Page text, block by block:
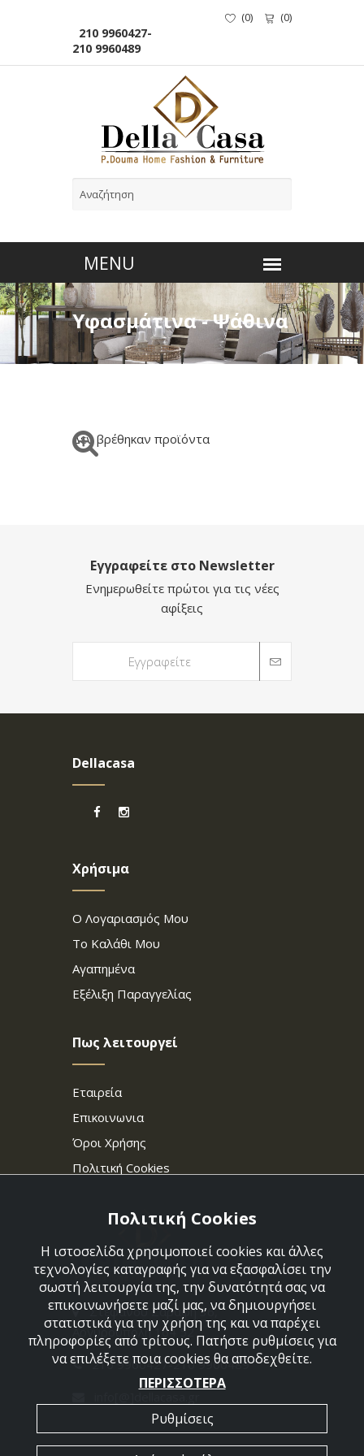
210 9960427-
210 9960489
(0) (0)
Υφασμάτινα - Ψάθινα
Δεν βρέθηκαν προϊόντα
Εγγραφείτε στο Newsletter
Ενημερωθείτε πρώτοι για τις νέες
αφίξεις
Dellacasa
Χρήσιμα
Ο Λογαριασμός Μου
Το Καλάθι Μου
Αγαπημένα
Εξέλιξη Παραγγελίας
Πως λειτουργεί
Εταιρεία
Επικοινωνια
Όροι Χρήσης
Πολιτική Cookies
Στεφάνου Σαράφη 36,
Αργυρούπολη 164 52
210 9960427-210 9960489
Πολιτική Cookies
Η ιστοσελίδα χρησιμοποιεί cookies και άλλες
τεχνολογίες καταγραφής για να εξασφαλίσει την
σωστή λειτουργία της, την δυνατότητά σας να
επικοινωνήσετε μαζί μας, να δημιουργήσει
στατιστικά για την χρήση της και να παρέχει
πληροφορίες από τρίτους. Πατήστε ρυθμίσεις για
να επιλέξετε ποια cookies θα αποδεχθείτε.
ΠΕΡΙΣΣΟΤΕΡΑ
Ρυθμίσεις